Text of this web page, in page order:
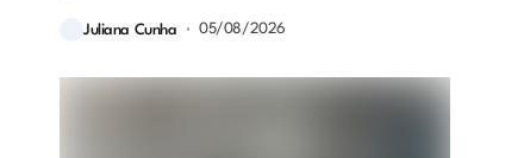
Juliana Cunha 05/08/2026